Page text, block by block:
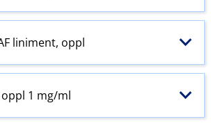
liniment, oppl
1 mg/ml